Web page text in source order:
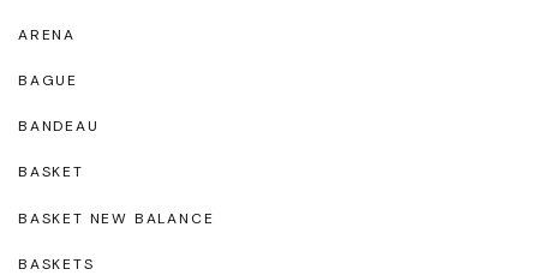
ARENA
BAGUE
BANDEAU
BASKET
BASKET NEW BALANCE
BASKETS